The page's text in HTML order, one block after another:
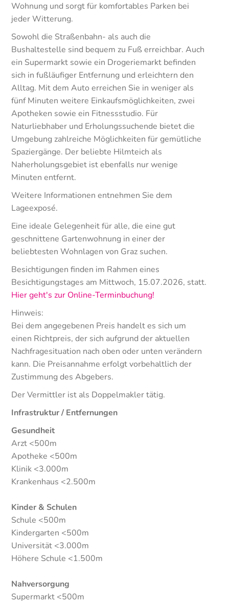
Wohnung und sorgt für komfortables Parken bei
jeder Witterung.
Sowohl die Straßenbahn- als auch die
Bushaltestelle sind bequem zu Fuß erreichbar. Auch
ein Supermarkt sowie ein Drogeriemarkt befinden
sich in fußläufiger Entfernung und erleichtern den
Alltag. Mit dem Auto erreichen Sie in weniger als
fünf Minuten weitere Einkaufsmöglichkeiten, zwei
Apotheken sowie ein Fitnessstudio. Für
Naturliebhaber und Erholungssuchende bietet die
Umgebung zahlreiche Möglichkeiten für gemütliche
Spaziergänge. Der beliebte Hilmteich als
Naherholungsgebiet ist ebenfalls nur wenige
Minuten entfernt.
Weitere Informationen entnehmen Sie dem
Lageexposé.
Eine ideale Gelegenheit für alle, die eine gut
geschnittene Gartenwohnung in einer der
beliebtesten Wohnlagen von Graz suchen.
Besichtigungen finden im Rahmen eines
Besichtigungstages am Mittwoch, 15.07.2026, statt.
Hier geht's zur Online-Terminbuchung!
Hinweis:
Bei dem angegebenen Preis handelt es sich um
einen Richtpreis, der sich aufgrund der aktuellen
Nachfragesituation nach oben oder unten verändern
kann. Die Preisannahme erfolgt vorbehaltlich der
Zustimmung des Abgebers.
Der Vermittler ist als Doppelmakler tätig.
Infrastruktur / Entfernungen
Gesundheit
Arzt <500m
Apotheke <500m
Klinik <3.000m
Krankenhaus <2.500m
Kinder & Schulen
Schule <500m
Kindergarten <500m
Universität <3.000m
Höhere Schule <1.500m
Nahversorgung
Supermarkt <500m